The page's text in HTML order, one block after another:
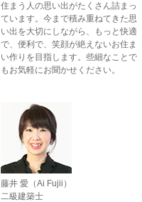
住まう人の思い出がたくさん詰まっ
ています。今まで積み重ねてきた思
い出を大切にしながら、もっと快適
で、便利で、笑顔が絶えないお住ま
い作りを目指します。些細なことで
もお気軽にお聞かせください。
藤井 愛（Ai Fujii）
二級建築士